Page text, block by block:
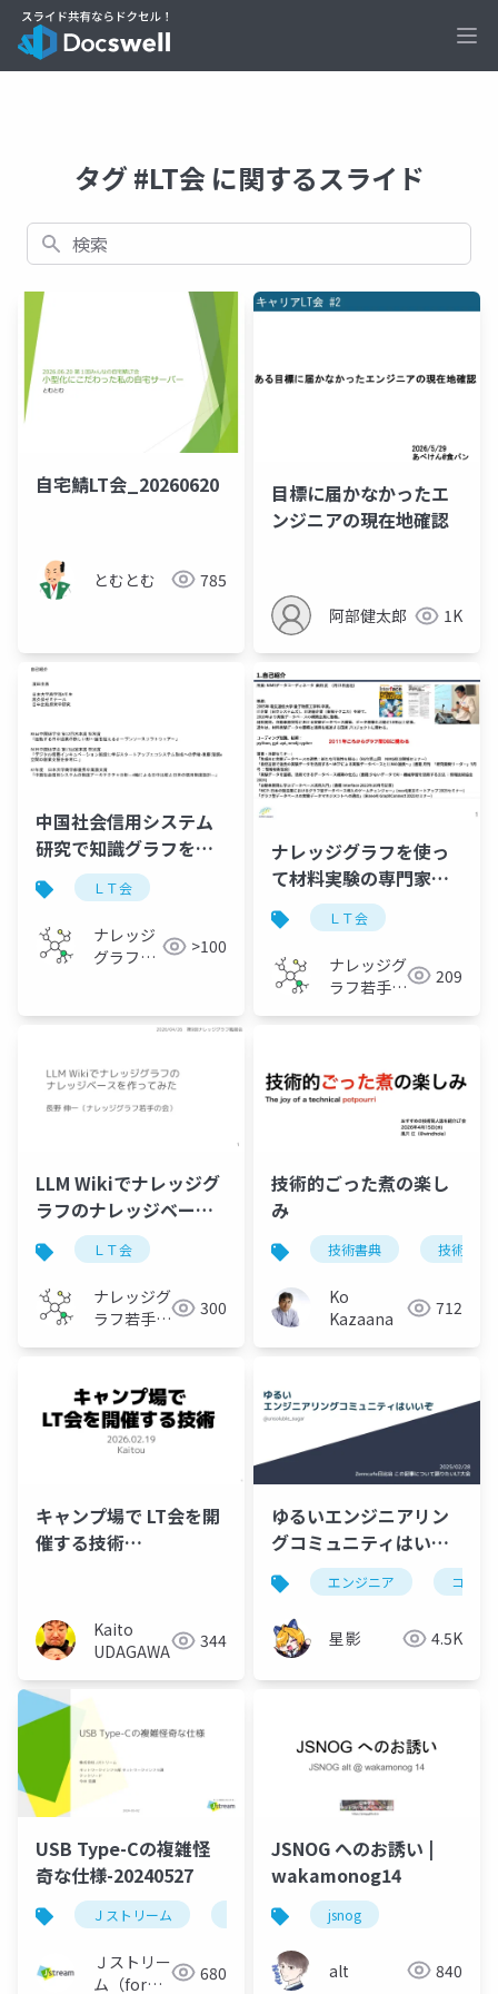
タグ #LT会 に関するスライド
検索
自宅鯖LT会_20260620
とむとむ 785
目標に届かなかったエ
ンジニアの現在地確認
阿部健太郎 1K
中国社会信用システム
研究で知識グラフを試
作した実践報告
ＬＴ会
ナレッジ
グラフ若
>100
ナレッジグラフを使っ
て材料実験の専門家エ
ージェントを作ってみ
た
ＬＴ会
ナレッジグ
ラフ若手の
209
LLM Wikiでナレッジグ
ラフのナレッジベース
を作ってみた
ＬＴ会
ナレッジグ
ラフ若手の
300
技術的ごった煮の楽し
み
技術書典 技術同人
Ko
Kazaana
712
キャンプ場で LT会を開
催する技術
Kaito
UDAGAWA
344
ゆるいエンジニアリン
グコミュニティはいい
ぞ
エンジニア コミュ
星影 4.5K
USB Type-Cの複雑怪
奇な仕様-20240527
Ｊストリーム
Ｊストリー
ム（for
680
JSNOG へのお誘い |
wakamonog14
jsnog
alt 840